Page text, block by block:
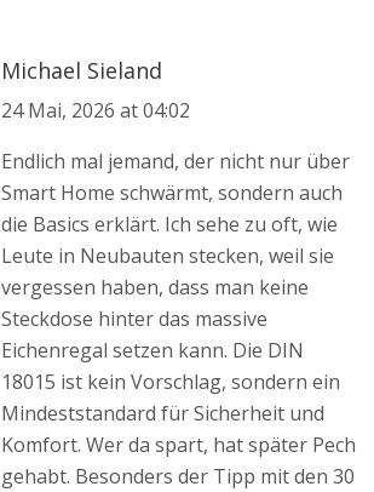
Michael Sieland
24 Mai, 2026 at 04:02
Endlich mal jemand, der nicht nur über
Smart Home schwärmt, sondern auch
die Basics erklärt. Ich sehe zu oft, wie
Leute in Neubauten stecken, weil sie
vergessen haben, dass man keine
Steckdose hinter das massive
Eichenregal setzen kann. Die DIN
18015 ist kein Vorschlag, sondern ein
Mindeststandard für Sicherheit und
Komfort. Wer da spart, hat später Pech
gehabt. Besonders der Tipp mit den 30